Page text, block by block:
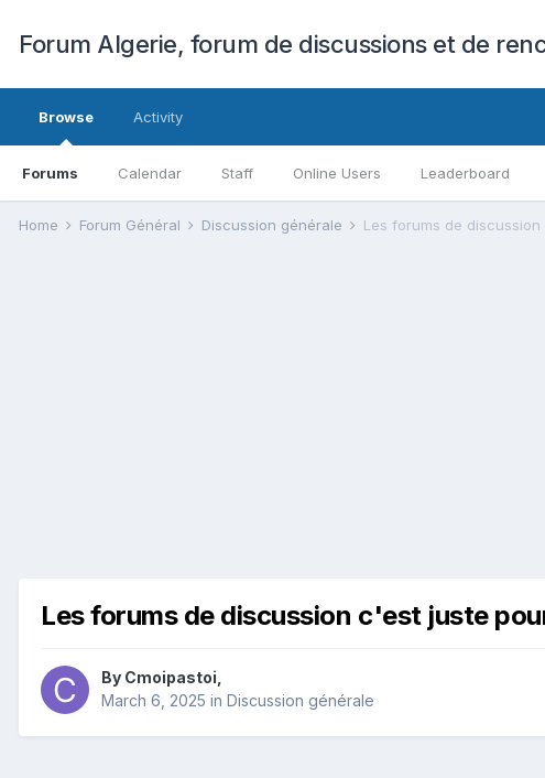
Forum Algerie, forum de discussions et de
Browse
Forums Calendar Staff Online Users Leaderboard
Activity
Home Forum Général Discussion générale Les forums de
Les forums de discussion c'est juste
By Cmoipastoi
March 6, 2025 in Discussion générale